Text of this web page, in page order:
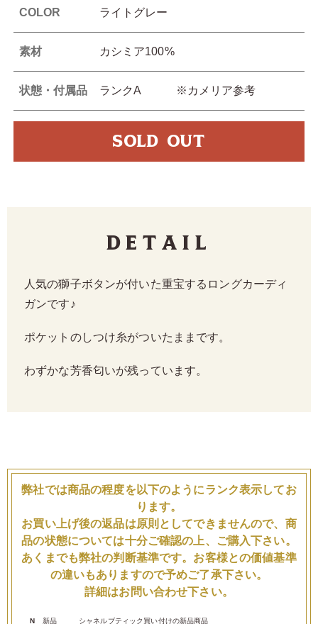
COLOR ライトグレー
素材 カシミア100%
状態・付属品 ランクA ※カメリア参考
SOLD OUT
Detail
人気の獅子ボタンが付いた重宝するロングカーディ
ガンです♪
ポケットのしつけ糸がついたままです。
わずかな芳香匂いが残っています。
弊社では商品の程度を以下のようにランク表示してお
ります。
お買い上げ後の返品は原則としてできませんので、商
品の状態については十分ご確認の上、ご購入下さい。
あくまでも弊社の判断基準です。お客様との価値基準
の違いもありますので予めご了承下さい。
詳細はお問い合わせ下さい。
N 新品 シャネルブティック買い付けの新品商品